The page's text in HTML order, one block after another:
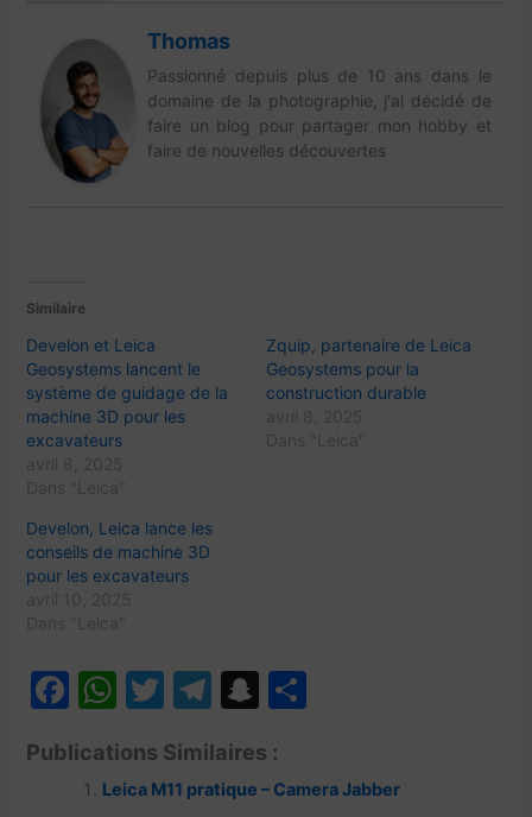
Thomas
Passionné depuis plus de 10 ans dans le
domaine de la photographie, j'ai décidé de
faire un blog pour partager mon hobby et
faire de nouvelles découvertes
Similaire
Develon et Leica
Geosystems lancent le
système de guidage de la
machine 3D pour les
excavateurs
Zquip, partenaire de Leica
Geosystems pour la
construction durable
Develon, Leica lance les
conseils de machine 3D
pour les excavateurs
F
c
e
W
at
s
T
itt
er
T
e
gr
S
a
p g
Publications Similaires :
Leica M11 pratique – Camera Jabber